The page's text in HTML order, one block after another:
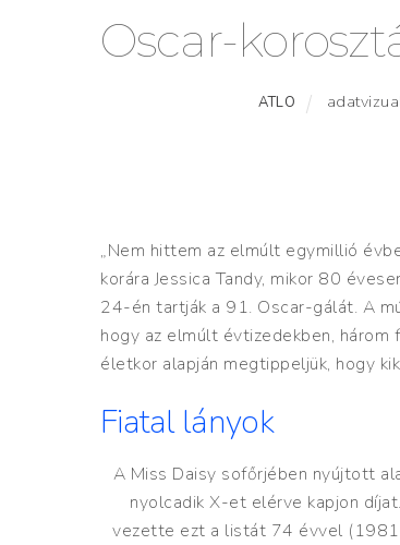
Oscar-
ATLO
„Nem hittem az elmúlt egymillió
korára Jessica Tandy, mikor 80
24-én tartják a 91. Oscar-gálát. A
hogy az elmúlt évtizedekben, három
életkor alapján megtippeljük, hogy
Fiatal lányok
A Miss Daisy sofőrjében nyújtott
nyolcadik X-et elérve kapjon
vezette ezt a listát 74 évvel